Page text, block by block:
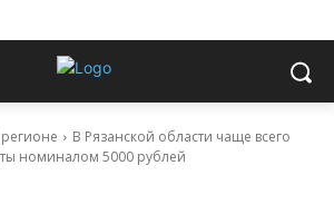
В Рязанской области чаще всего
номиналом 5000 рублей